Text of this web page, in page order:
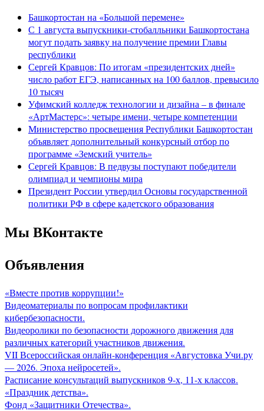
Башкортостан на «Большой перемене»
С 1 августа выпускники-стобалльники Башкортостана
могут подать заявку на получение премии Главы
республики
Сергей Кравцов: По итогам «президентских дней»
число работ ЕГЭ, написанных на 100 баллов, превысило
10 тысяч
Уфимский колледж технологии и дизайна – в финале
«АртМастерс»: четыре имени, четыре компетенции
Министерство просвещения Республики Башкортостан
объявляет дополнительный конкурсный отбор по
программе «Земский учитель»
Сергей Кравцов: В педвузы поступают победители
олимпиад и чемпионы мира
Президент России утвердил Основы государственной
политики РФ в сфере кадетского образования
Мы ВКонтакте
Объявления
«Вместе против коррупции!»
Видеоматериалы по вопросам профилактики
кибербезопасности.
Видеоролики по безопасности дорожного движения для
различных категорий участников движения.
VII Всероссийская онлайн-конференция «Августовка Учи.ру
— 2026. Эпоха нейросетей».
Расписание консультаций выпускников 9-х, 11-х классов.
«Праздник детства».
Фонд «Защитники Отечества».